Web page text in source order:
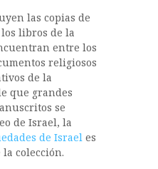
las copias de
libros de la
entre los
religiosos
de la
que grandes
se
de Israel, la
de Israel es
colección.